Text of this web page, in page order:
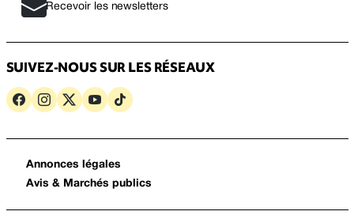
Recevoir les newsletters
SUIVEZ-NOUS SUR LES RÉSEAUX
Annonces légales
Avis & Marchés publics